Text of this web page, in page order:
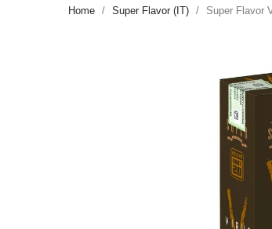
Home Super Flavor (IT) Super Flavor